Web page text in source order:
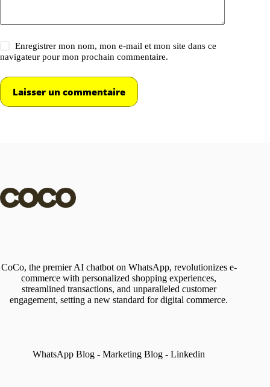
Enregistrer mon nom, mon e-mail et mon site dans ce
navigateur pour mon prochain commentaire.
Laisser un commentaire
CoCo, the premier AI chatbot on WhatsApp, revolutionizes e-
commerce with personalized shopping experiences,
streamlined transactions, and unparalleled customer
engagement, setting a new standard for digital commerce.
WhatsApp Blog - Marketing Blog -Linkedin